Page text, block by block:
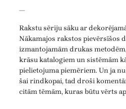
—
Rakstu sēriju sāku ar
Nākamajos rakstos pievērsīšos
izmantojamām drukas
krāsu katalogiem un sistēmām
pielietojuma piemēriem. Un ja
šai rindkopai, tad droši
citām tēmām, kuras būtu vērts